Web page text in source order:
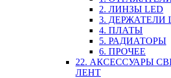
2. ЛИНЗЫ LED
3. ДЕРЖАТЕЛИ
4. ПЛАТЫ
5. РАДИАТОРЫ
6. ПРОЧЕЕ
22. АКСЕССУАРЫ
ЛЕНТ